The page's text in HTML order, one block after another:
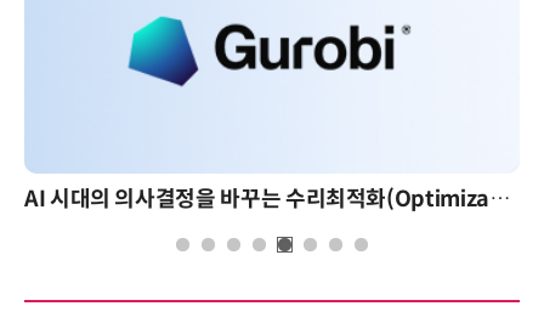
AI 시대의 의사결정을 바꾸는 수리최적화(Optimization): 실제 산업 적용 사례와 활용 전략